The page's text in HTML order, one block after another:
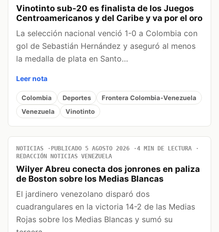
Vinotinto sub-20 es finalista de los Juegos
Centroamericanos y del Caribe y va por el oro
La selección nacional venció 1-0 a Colombia con
gol de Sebastián Hernández y aseguró al menos
la medalla de plata en Santo…
Leer nota
Colombia Deportes
Frontera Colombia-Venezuela
Venezuela
Vinotinto
NOTICIAS PUBLICADO 5 AGOSTO 2026
4 MIN DE LECTURA
REDACCIÓN NOTICIAS VENEZUELA
Wilyer Abreu conecta dos jonrones en paliza
de Boston sobre los Medias Blancas
El jardinero venezolano disparó dos
cuadrangulares en la victoria 14-2 de las Medias
Rojas sobre los Medias Blancas y sumó su